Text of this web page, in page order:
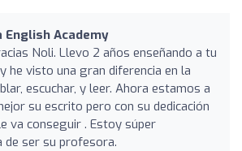
English Academy
Noli. Llevo 2 años enseñando a tu
he visto una gran diferencia en la
escuchar, y leer. Ahora estamos a
su escrito pero con su dedicación
va conseguir . Estoy súper
de ser su profesora.